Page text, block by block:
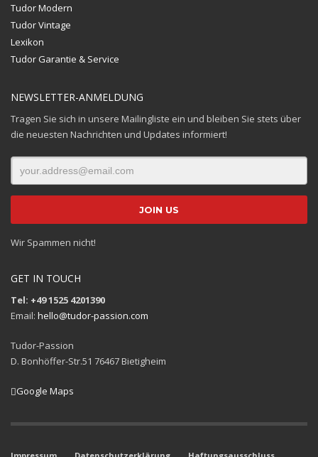
Tudor Modern
Tudor Vintage
Lexikon
Tudor Garantie & Service
NEWSLETTER-ANMELDUNG
Tragen Sie sich in unsere Mailingliste ein und bleiben Sie stets über
die neuesten Nachrichten und Updates informiert!
Wir Spammen nicht!
GET IN TOUCH
Tel: +49 1525 4201390
Email: hello@tudor-passion.com
Tudor-Passion
D. Bonhöffer-Str.51 76467 Bietigheim
Google Maps